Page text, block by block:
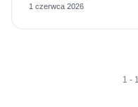
1 czerwca 2026
1 -